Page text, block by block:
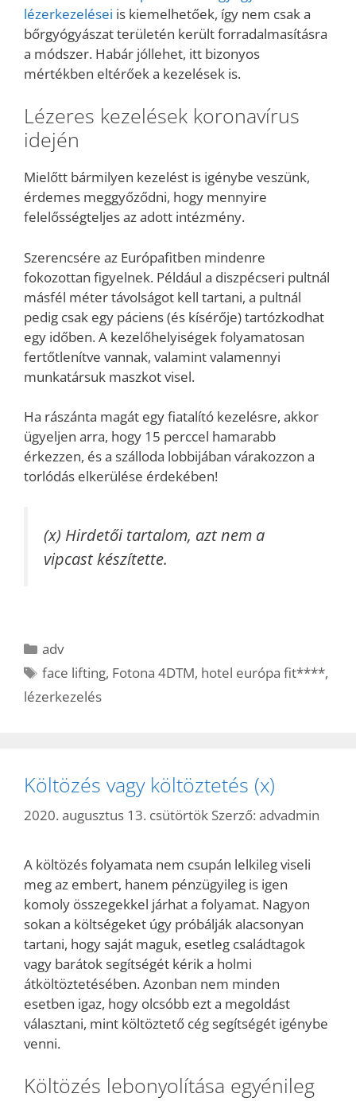
lézerkezelései is kiemelhetőek, így nem csak a
bőrgyógyászat területén került forradalmasításra
a módszer. Habár jóllehet, itt bizonyos
mértékben eltérőek a kezelések is.
Lézeres kezelések koronavírus
idején
Mielőtt bármilyen kezelést is igénybe veszünk,
érdemes meggyőződni, hogy mennyire
felelősségteljes az adott intézmény.
Szerencsére az Európafitben mindenre
fokozottan figyelnek. Például a diszpécseri pultnál
másfél méter távolságot kell tartani, a pultnál
pedig csak egy páciens (és kísérője) tartózkodhat
egy időben. A kezelőhelyiségek folyamatosan
fertőtlenítve vannak, valamint valamennyi
munkatársuk maszkot visel.
Ha rászánta magát egy fiatalító kezelésre, akkor
ügyeljen arra, hogy 15 perccel hamarabb
érkezzen, és a szálloda lobbijában várakozzon a
torlódás elkerülése érdekében!
(x) Hirdetői tartalom, azt nem a
vipcast készítette.
Kategória
adv
Címkék
face lifting, Fotona 4DTM, hotel európa fit****,
lézerkezelés
Költözés vagy költöztetés (x)
2020. augusztus 13. csütörtök Szerző: advadmin
A költözés folyamata nem csupán lelkileg viseli
meg az embert, hanem pénzügyileg is igen
komoly összegekkel járhat a folyamat. Nagyon
sokan a költségeket úgy próbálják alacsonyan
tartani, hogy saját maguk, esetleg családtagok
vagy barátok segítségét kérik a holmi
átköltöztetésében. Azonban nem minden
esetben igaz, hogy olcsóbb ezt a megoldást
választani, mint költöztető cég segítségét igénybe
venni.
Költözés lebonyolítása egyénileg